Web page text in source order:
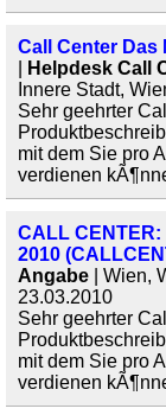
Call Center Das
Helpdesk Call
Innere Stadt,
Sehr geehrter
mit dem Sie pro
verdienen
CALL CENTER:
2010
Angabe | Wien,
23.03.2010
Sehr geehrter
mit dem Sie pro
verdienen